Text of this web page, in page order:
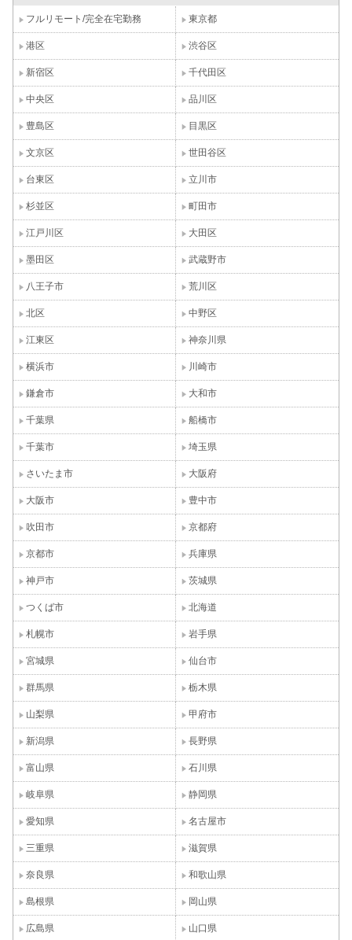
フルリモート/完全在宅勤務 東京都
港区 渋谷区
新宿区 千代田区
中央区 品川区
豊島区 目黒区
文京区 世田谷区
台東区 立川市
杉並区 町田市
江戸川区 大田区
墨田区 武蔵野市
八王子市 荒川区
北区 中野区
江東区 神奈川県
横浜市 川崎市
鎌倉市 大和市
千葉県 船橋市
千葉市 埼玉県
さいたま市 大阪府
大阪市 豊中市
吹田市 京都府
京都市 兵庫県
神戸市 茨城県
つくば市 北海道
札幌市 岩手県
宮城県 仙台市
群馬県 栃木県
山梨県 甲府市
新潟県 長野県
富山県 石川県
岐阜県 静岡県
愛知県 名古屋市
三重県 滋賀県
奈良県 和歌山県
島根県 岡山県
広島県 山口県